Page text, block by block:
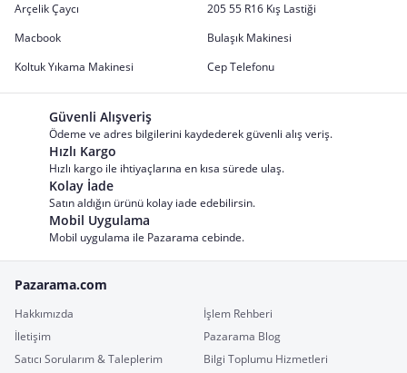
Arçelik Çaycı
205 55 R16 Kış Lastiği
Macbook
Bulaşık Makinesi
Koltuk Yıkama Makinesi
Cep Telefonu
Güvenli Alışveriş
Ödeme ve adres bilgilerini kaydederek güvenli alış veriş.
Hızlı Kargo
Hızlı kargo ile ihtiyaçlarına en kısa sürede ulaş.
Kolay İade
Satın aldığın ürünü kolay iade edebilirsin.
Mobil Uygulama
Mobil uygulama ile Pazarama cebinde.
Pazarama.com
Hakkımızda
İşlem Rehberi
İletişim
Pazarama Blog
Satıcı Sorularım & Taleplerim
Bilgi Toplumu Hizmetleri